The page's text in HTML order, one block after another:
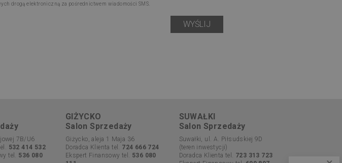
drogą elektroniczną za pośrednictwem wiadomości SMS.
7B/U6
532 414 532
tel. 536 080
GIŻYCKO
Salon Sprzedaży
Giżycko, aleja 1 Maja 36
Doradca Klienta tel. 724 666 724
Ekspert Finansowy tel. 536 080
SUWAŁKI
Salon Sprzedaży
Suwałki, ul. A. Piłsudskiej 9D
(teren inwestycji)
Doradca Klienta tel. 723 313 723